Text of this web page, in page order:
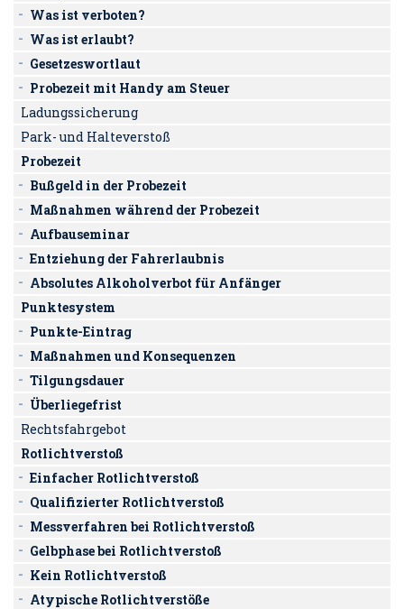
Was ist verboten?
Was ist erlaubt?
Gesetzeswortlaut
Probezeit mit Handy am Steuer
Ladungssicherung
Park- und Halteverstoß
Probezeit
Bußgeld in der Probezeit
Maßnahmen während der Probezeit
Aufbauseminar
Entziehung der Fahrerlaubnis
Absolutes Alkoholverbot für Anfänger
Punktesystem
Punkte-Eintrag
Maßnahmen und Konsequenzen
Tilgungsdauer
Überliegefrist
Rechtsfahrgebot
Rotlichtverstoß
Einfacher Rotlichtverstoß
Qualifizierter Rotlichtverstoß
Messverfahren bei Rotlichtverstoß
Gelbphase bei Rotlichtverstoß
Kein Rotlichtverstoß
Atypische Rotlichtverstöße